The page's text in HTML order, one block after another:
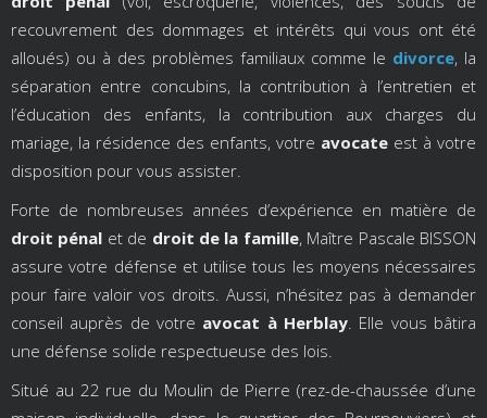
recouvrement des dommages et intérêts qui vous ont été
alloués) ou à des problèmes familiaux comme le divorce, la
séparation entre concubins, la contribution à l’entretien et
l’éducation des enfants, la contribution aux charges du
mariage, la résidence des enfants, votre avocate est à votre
disposition pour vous assister.
Forte de nombreuses années d’expérience en matière de
droit pénal et de droit de la famille, Maître Pascale BISSON
assure votre défense et utilise tous les moyens nécessaires
pour faire valoir vos droits. Aussi, n’hésitez pas à demander
conseil auprès de votre avocat à Herblay. Elle vous bâtira
une défense solide respectueuse des lois.
Situé au 22 rue du Moulin de Pierre (rez-de-chaussée d’une